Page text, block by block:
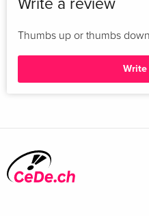
Write a review
Thumbs up or thumbs
Write